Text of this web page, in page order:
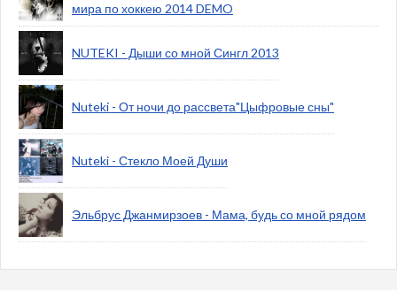
мира по хоккею 2014 DEMO
NUTEKI - Дыши со мной Сингл 2013
Nuteki - От ночи до рассвета"Цыфровые сны"
Nuteki - Стекло Моей Души
Эльбрус Джанмирзоев - Мама, будь со мной рядом